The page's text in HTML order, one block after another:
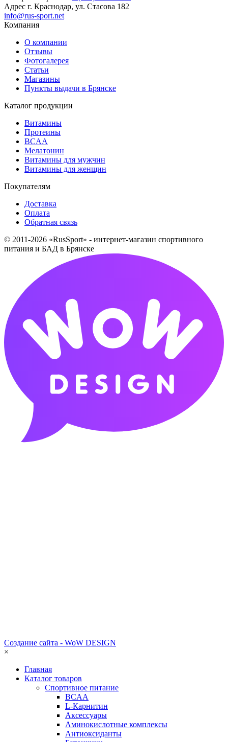
Адрес г. Краснодар, ул. Стасова 182
info@rus-sport.net
Компания
О компании
Отзывы
Фотогалерея
Статьи
Магазины
Пункты выдачи в Брянске
Каталог продукции
Витамины
Протеины
BCAA
Мелатонин
Витамины для мужчин
Витамины для женщин
Покупателям
Доставка
Оплата
Обратная связь
© 2011-2026 «RusSport» - интернет-магазин спортивного
питания и БАД в Брянске
Создание сайта - WoW DESIGN
×
Главная
Каталог товаров
Спортивное питание
BCAA
L-Карнитин
Аксессуары
Аминокислотные комплексы
Антиоксиданты